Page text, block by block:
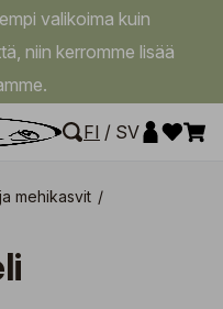
valikoima kuin
niin kerromme lisää
FI / SV
mehikasvit /